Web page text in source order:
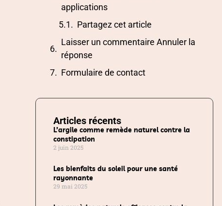
applications
Partagez cet article
Laisser un commentaire Annuler la
réponse
Formulaire de contact
Articles récents
L’argile comme remède naturel contre la
constipation
2 juin 2025
Les bienfaits du soleil pour une santé
rayonnante
29 mai 2025